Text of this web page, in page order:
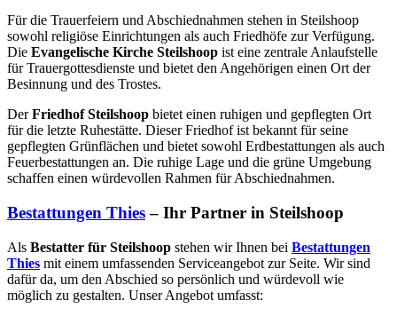
Für die Trauerfeiern und Abschiednahmen stehen in Steilshoop
sowohl religiöse Einrichtungen als auch Friedhöfe zur Verfügung.
Die Evangelische Kirche Steilshoop ist eine zentrale Anlaufstelle
für Trauergottesdienste und bietet den Angehörigen einen Ort der
Besinnung und des Trostes.
DerFriedhof Steilshoop bietet einen ruhigen und gepflegten Ort
für die letzte Ruhestätte. Dieser Friedhof ist bekannt für seine
gepflegten Grünflächen und bietet sowohl Erdbestattungen als auch
Feuerbestattungen an. Die ruhige Lage und die grüne Umgebung
schaffen einen würdevollen Rahmen für Abschiednahmen.
Bestattungen Thies– Ihr Partner in Steilshoop
Als Bestatter für Steilshoop stehen wir Ihnen bei Bestattungen
Thies mit einem umfassenden Serviceangebot zur Seite. Wir sind
dafür da, um den Abschied so persönlich und würdevoll wie
möglich zu gestalten. Unser Angebot umfasst: